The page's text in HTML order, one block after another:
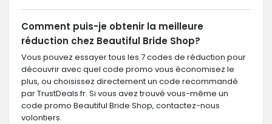
Comment puis-je obtenir la meilleure
réduction chez Beautiful Bride Shop?
Vous pouvez essayer tous les 7 codes de réduction pour
découvrir avec quel code promo vous économisez le
plus, ou choisissez directement un code recommandé
par TrustDeals.fr. Si vous avez trouvé vous-même un
code promo Beautiful Bride Shop, contactez-nous
volontiers.